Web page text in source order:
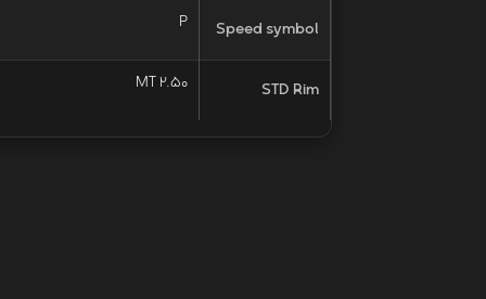
Speed symbol
P
STD Rim
MT 2.50